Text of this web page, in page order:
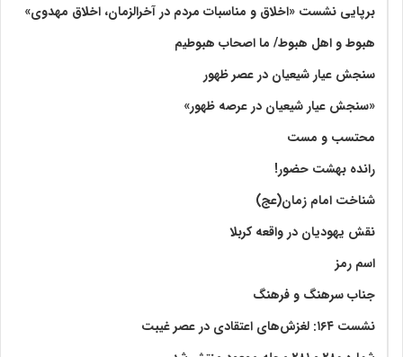
برپایی نشست «اخلاق و مناسبات مردم در آخرالزمان، اخلاق مهدوی»
هبوط و اهل هبوط/ ما اصحاب هبوطیم
سنجش عیار شیعیان در عصر ظهور
«سنجش عیار شیعیان در عرصه ظهور»
محتسب و مست
رانده بهشت‌ حضور!
شناخت امام زمان(عج)
نقش یهودیان در واقعه کربلا
اسم رمز
جناب سرهنگ و فرهنگ
نشست ۱۶۴: لغزش‌های اعتقادی در عصر غیبت